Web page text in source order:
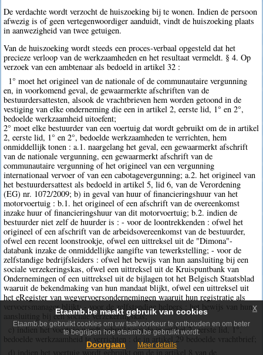
De verdachte wordt verzocht de huiszoeking bij te wonen. Indien de persoon
afwezig is of geen vertegenwoordiger aanduidt, vindt de huiszoeking plaats
in aanwezigheid van twee getuigen.
Van de huiszoeking wordt steeds een proces-verbaal opgesteld dat het
precieze verloop van de werkzaamheden en het resultaat vermeldt. § 4. Op
verzoek van een ambtenaar als bedoeld in artikel 32 :
1° moet het origineel van de nationale of de communautaire vergunning
en, in voorkomend geval, de gewaarmerkte afschriften van de
bestuurdersattesten, alsook de vrachtbrieven hem worden getoond in de
vestiging van elke onderneming die een in artikel 2, eerste lid, 1° en 2°,
bedoelde werkzaamheid uitoefent;
2° moet elke bestuurder van een voertuig dat wordt gebruikt om de in artikel
2, eerste lid, 1° en 2°, bedoelde werkzaamheden te verrichten, hem
onmiddellijk tonen : a.1. naargelang het geval, een gewaarmerkt afschrift
van de nationale vergunning, een gewaarmerkt afschrift van de
communautaire vergunning of het origineel van een vergunning
internationaal vervoer of van een cabotagevergunning; a.2. het origineel van
het bestuurdersattest als bedoeld in artikel 5, lid 6, van de Verordening
(EG) nr. 1072/2009; b) in geval van huur of financieringshuur van het
motorvoertuig : b.1. het origineel of een afschrift van de overeenkomst
inzake huur of financieringshuur van dit motorvoertuig; b.2. indien de
bestuurder niet zelf de huurder is : - voor de loontrekkenden : ofwel het
origineel of een afschrift van de arbeidsovereenkomst van de bestuurder,
ofwel een recent loonstrookje, ofwel een uittreksel uit de "Dimona"-
databank inzake de onmiddellijke aangifte van tewerkstelling; - voor de
zelfstandige bedrijfsleiders : ofwel het bewijs van hun aansluiting bij een
sociale verzekeringskas, ofwel een uittreksel uit de Kruispuntbank van
Ondernemingen of een uittreksel uit de bijlagen tot het Belgisch Staatsblad
waaruit de bekendmaking van hun mandaat blijkt, ofwel een uittreksel uit
het eRegister van wegvervoersondernemingen waaruit hun registratie als
vervoersmanager blijkt; - voor de zelfstandige helpers : het bewijs van hun
aansluiting bij een sociale verzekeringskas;
c) indien het voertuig wordt gebruikt om de in artikel 2, eerste lid, 1°,
bedoelde werkzaamheid te verrichten : de in artikel 29 bedoelde vrachtbrief;
d) indien het voertuig wordt gebruikt om de in artikel 8 van de
Etaamb.be maakt gebruik van cookies
Etaamb.be gebruikt cookies om uw taalvoorkeur te onthouden en om beter
te begrijpen hoe etaamb.be gebruikt wordt.
Doorgaan Meer details
x